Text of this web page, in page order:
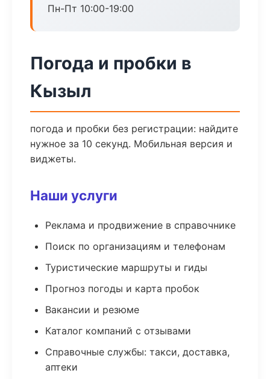
Пн-Пт 10:00-19:00
Погода и пробки в
Кызыл
погода и пробки без регистрации: найдите
нужное за 10 секунд. Мобильная версия и
виджеты.
Наши услуги
Реклама и продвижение в справочнике
Поиск по организациям и телефонам
Туристические маршруты и гиды
Прогноз погоды и карта пробок
Вакансии и резюме
Каталог компаний с отзывами
Справочные службы: такси, доставка,
аптеки